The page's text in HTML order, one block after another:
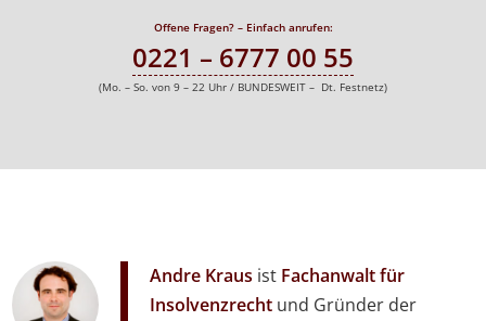
Offene Fragen? – Einfach anrufen:
0221 – 6777 00 55
(Mo. – So. von 9 – 22 Uhr / BUNDESWEIT – Dt. Festnetz)
Andre Kraus ist Fachanwalt für
Insolvenzrecht und Gründer der